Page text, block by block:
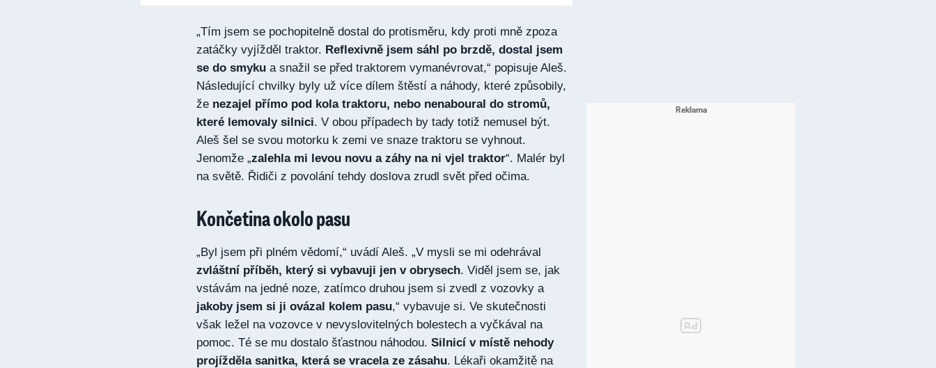
„Tím jsem se pochopitelně dostal do protisměru, kdy proti mně zpoza
zatáčky vyjížděl traktor. Reflexivně jsem sáhl po brzdě, dostal jsem
se do smyku a snažil se před traktorem vymanévrovat,“ popisuje Aleš.
Následující chvilky byly už více dílem štěstí a náhody, které způsobily,
že nezajel přímo pod kola traktoru, nebo nenaboural do stromů,
které lemovaly silnici. V obou případech by tady totiž nemusel být.
Aleš šel se svou motorku k zemi ve snaze traktoru se vyhnout.
Jenomže „zalehla mi levou novu a záhy na ni vjel traktor“. Malér byl
na světě. Řidiči z povolání tehdy doslova zrudl svět před očima.
Končetina okolo pasu
„Byl jsem při plném vědomí,“ uvádí Aleš. „V mysli se mi odehrával
zvláštní příběh, který si vybavuji jen v obrysech. Viděl jsem se, jak
vstávám na jedné noze, zatímco druhou jsem si zvedl z vozovky a
jakoby jsem si ji ovázal kolem pasu,“ vybavuje si. Ve skutečnosti
však ležel na vozovce v nevyslovitelných bolestech a vyčkával na
pomoc. Té se mu dostalo šťastnou náhodou. Silnicí v místě nehody
projížděla sanitka, která se vracela ze zásahu. Lékaři okamžitě na